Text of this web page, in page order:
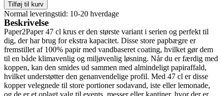
Tilføj til kurv
Normal leveringstid: 10-20 hverdage
Beskrivelse
Paper2Paper 47 cl krus er den største variant i serien og perfekt til
dig, der har brug for ekstra kapacitet. Disse store papbægre er
fremstillet af 100% papir med vandbaseret coating, hvilket gør dem
til en både klimavenlig og miljøvenlig løsning. Når du er færdig med
koppen, kan den smides ud sammen med almindeligt papiraffald,
hvilket understøtter den genanvendelige profil. Med 47 cl er disse
kopper velegnede til store portioner sodavand, iste eller lemonade,
og de er et oplagt valg til events, messer eller kantiner, hvor der er